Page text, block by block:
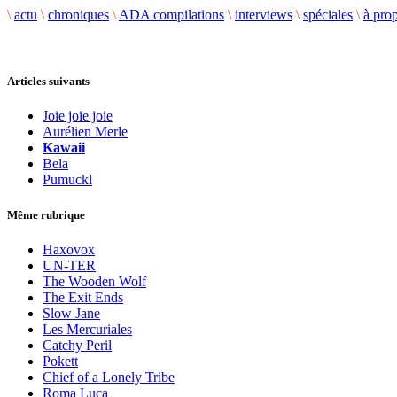
\ actu \ chroniques \ ADA compilations \ interviews \ spéciales \ à
Articles suivants
Joie joie joie
Aurélien Merle
Kawaii
Bela
Pumuckl
Même rubrique
Haxovox
UN-TER
The Wooden Wolf
The Exit Ends
Slow Jane
Les Mercuriales
Catchy Peril
Pokett
Chief of a Lonely Tribe
Roma Luca